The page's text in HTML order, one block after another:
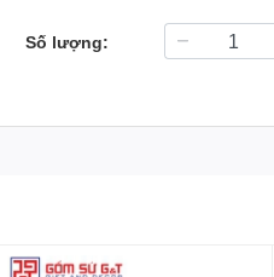
Số lượng: